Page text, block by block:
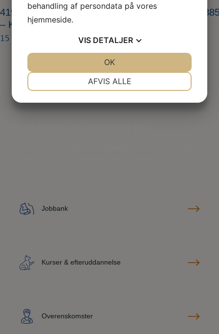
– Kopi – Kopi
15. mar 2024
Jobbank
Kurser & efteruddannelse
Overenskomster
behandling af persondata på vores
hjemmeside.
VIS DETALJER
AFVIS ALLE
OK